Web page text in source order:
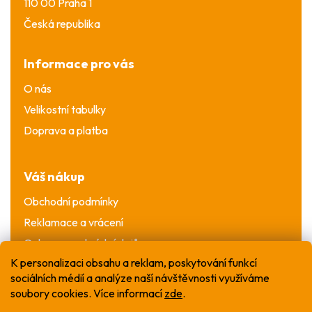
K personalizaci obsahu a reklam, poskytování funkcí
sociálních médií a analýze naší návštěvnosti využíváme
soubory cookies. Více informací zde.
Česká republika
Informace pro vás
O nás
Velikostní tabulky
Doprava a platba
Váš nákup
Obchodní podmínky
Reklamace a vrácení
Ochrana osobních údajů